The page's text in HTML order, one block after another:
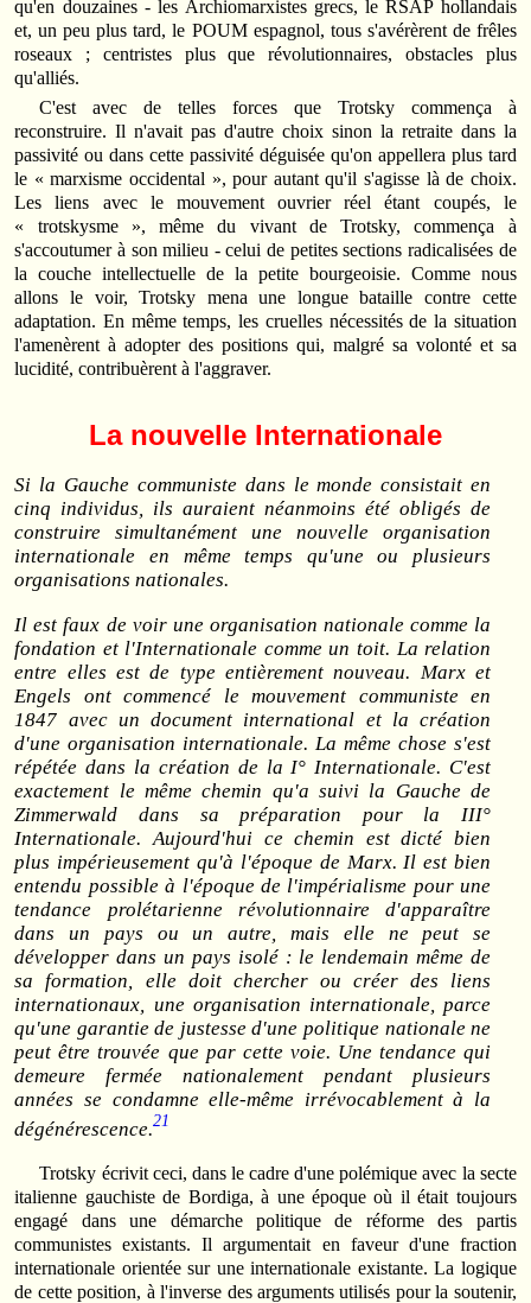
qu'en douzaines - les Archiomarxistes grecs, le RSAP hollandais
et, un peu plus tard, le POUM espagnol, tous s'avérèrent de frêles
roseaux ; centristes plus que révolutionnaires, obstacles plus
qu'alliés.
C'est avec de telles forces que Trotsky commença à
reconstruire. Il n'avait pas d'autre choix sinon la retraite dans la
passivité ou dans cette passivité déguisée qu'on appellera plus tard
le « marxisme occidental », pour autant qu'il s'agisse là de choix.
Les liens avec le mouvement ouvrier réel étant coupés, le
« trotskysme », même du vivant de Trotsky, commença à
s'accoutumer à son milieu - celui de petites sections radicalisées de
la couche intellectuelle de la petite bourgeoisie. Comme nous
allons le voir, Trotsky mena une longue bataille contre cette
adaptation. En même temps, les cruelles nécessités de la situation
l'amenèrent à adopter des positions qui, malgré sa volonté et sa
lucidité, contribuèrent à l'aggraver.
La nouvelle Internationale
Si la Gauche communiste dans le monde consistait en
cinq individus, ils auraient néanmoins été obligés de
construiresimultanément une nouvelle organisation
internationale en même temps qu'une ou plusieurs
organisations nationales.
Il est faux de voir une organisation nationale comme la
fondation et l'Internationale comme un toit. La relation
entre elles est de type entièrement nouveau. Marx et
Engels ont commencé le mouvement communiste en
1847 avec un document international et la création
d'une organisation internationale. La même chose s'est
répétée dans la création de la I° Internationale. C'est
exactement le même chemin qu'a suivi la Gauche de
Zimmerwald dans sa préparation pour la III°
Internationale. Aujourd'hui ce chemin est dicté bien
plus impérieusement qu'à l'époque de Marx. Il est bien
entendu possible à l'époque de l'impérialisme pour une
tendance prolétarienne révolutionnaire d'apparaître
dans un pays ou un autre, mais elle ne peut se
développer dans un pays isolé : le lendemain même de
sa formation, elle doit chercher ou créer des liens
internationaux, une organisation internationale, parce
qu'une garantie de justesse d'une politique nationale ne
peut être trouvée que par cette voie. Une tendance qui
demeure fermée nationalement pendant plusieurs
années se condamne elle-même irrévocablement à la
dégénérescence.21
Trotsky écrivit ceci, dans le cadre d'une polémique avec la secte
italienne gauchiste de Bordiga, à une époque où il était toujours
engagé dans une démarche politique de réforme des partis
communistes existants. Il argumentait en faveur d'une fraction
internationale orientée sur une internationale existante. La logique
de cette position, à l'inverse des arguments utilisés pour la soutenir,